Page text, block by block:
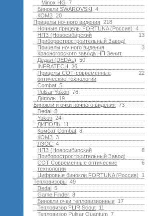
7
Minox HG
4
Бинокли SWAROVSKI
20
КОМЗ
218
Прицелы ночного видения
4
Ночные прицелы FORTUNA (Россия)
13
НПЗ (Новосибирский
Приборостростроительный Завод)
3
Прицелы ночного видения
Красногорского завода НП Зенит
50
Дедал (DEDAL)
26
INFRATECH
22
Прицелы СОТ-современные
оптические технологии
5
Combat
76
Pulsar Yukon
19
Диполь
73
Бинокли и очки ночного видения
8
Dedal
24
Yukon
11
ДИПОЛЬ
8
Комбат Combat
3
КОМЗ
4
ЛЗОС
8
НПЗ (Новосибирский
Приборостростроительный Завод)
6
СОТ Современные оптические
технологии
1
Цифровые бинокли FORTUNA (Россия)
49
Тепловизоры
5
Dedal
8
Game Finder
17
Бинокли очки тепловизионные
11
Тепловизор FLIR Scout
7
Тепловизор Pulsar Quantum